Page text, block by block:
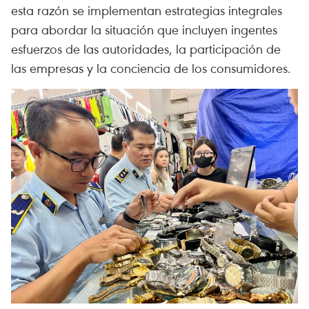
esta razón se implementan estrategias integrales
para abordar la situación que incluyen ingentes
esfuerzos de las autoridades, la participación de
las empresas y la conciencia de los consumidores.